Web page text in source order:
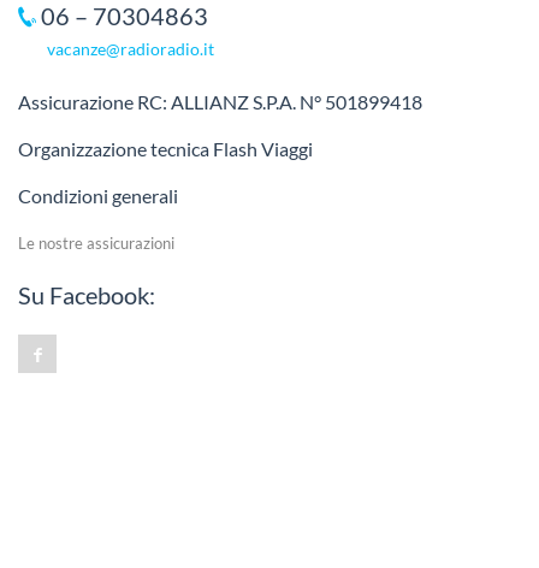
06 – 70304863
vacanze@radioradio.it
Assicurazione RC: ALLIANZ S.P.A. N° 501899418
Organizzazione tecnica Flash Viaggi
Condizioni generali
Le nostre assicurazioni
Su Facebook: